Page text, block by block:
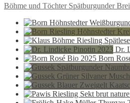
Beitragsnavigation
Vorheriger
Böhme und Töchter Spätburgunder
Dr.
Born